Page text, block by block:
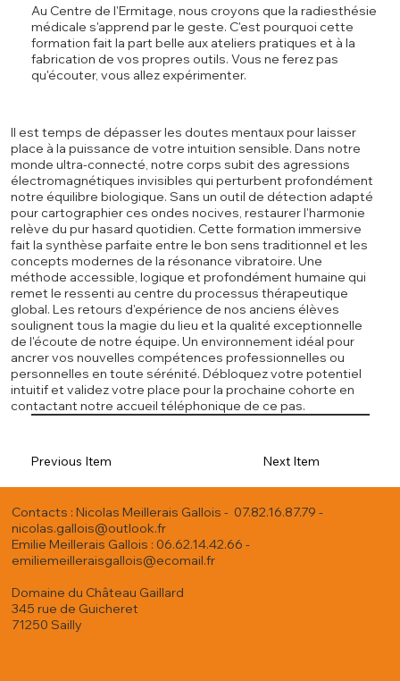
Au Centre de l'Ermitage, nous croyons que la radiesthésie
médicale s'apprend par le geste. C'est pourquoi cette
formation fait la part belle aux ateliers pratiques et à la
fabrication de vos propres outils. Vous ne ferez pas
qu'écouter, vous allez expérimenter.
Il est temps de dépasser les doutes mentaux pour laisser
place à la puissance de votre intuition sensible. Dans notre
monde ultra-connecté, notre corps subit des agressions
électromagnétiques invisibles qui perturbent profondément
notre équilibre biologique. Sans un outil de détection adapté
pour cartographier ces ondes nocives, restaurer l'harmonie
relève du pur hasard quotidien. Cette formation immersive
fait la synthèse parfaite entre le bon sens traditionnel et les
concepts modernes de la résonance vibratoire. Une
méthode accessible, logique et profondément humaine qui
remet le ressenti au centre du processus thérapeutique
global. Les retours d'expérience de nos anciens élèves
soulignent tous la magie du lieu et la qualité exceptionnelle
de l'écoute de notre équipe. Un environnement idéal pour
ancrer vos nouvelles compétences professionnelles ou
personnelles en toute sérénité. Débloquez votre potentiel
intuitif et validez votre place pour la prochaine cohorte en
contactant notre accueil téléphonique de ce pas.
Previous Item Next Item
Contacts : Nicolas Meillerais Gallois - 07.82.16.87.79 -
nicolas.gallois@outlook.fr
Emilie Meillerais Gallois : 06.62.14.42.66 -
emiliemeilleraisgallois@ecomail.fr
Domaine du Château Gaillard
345 rue de Guicheret
71250 Sailly